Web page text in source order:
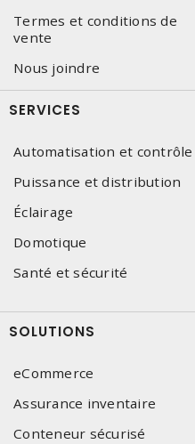
Termes et conditions de
vente
Nous joindre
SERVICES
Automatisation et contrôle
Puissance et distribution
Éclairage
Domotique
Santé et sécurité
SOLUTIONS
eCommerce
Assurance inventaire
Conteneur sécurisé